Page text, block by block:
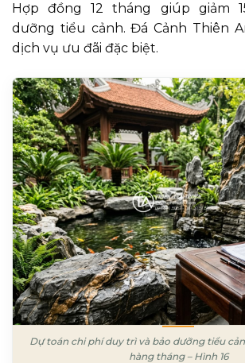
Hợp đồng 12 tháng giúp giảm
dưỡng tiểu cảnh. Đá Cảnh Thiên
dịch vụ ưu đãi đặc biệt.
Dự toán chi phí duy trì và bảo dưỡng tiểu
hàng tháng – Hình 16